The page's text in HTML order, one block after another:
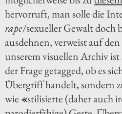
hervorruft, man solle die
rape/sexueller Gewalt doch
ausdehnen, verweist auf
unserem visuellen Archiv
der Frage getagged, ob es
Übergriff handelt, sondern
wie «stilisierte (daher auch